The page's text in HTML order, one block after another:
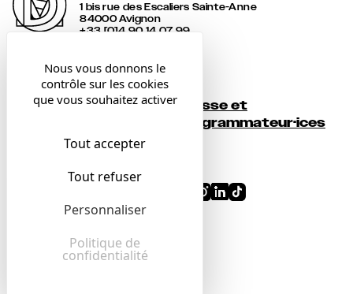
1 bis rue des Escaliers Sainte-Anne
84000 Avignon
+33 [0]4 90 14 07 99
Contact
Billetterie
Presse et
programmateur·ices
Mentions légales
Nous vous donnons le
contrôle sur les cookies
que vous souhaitez activer
Tout accepter
Tout refuser
Personnaliser
Politique de
confidentialité